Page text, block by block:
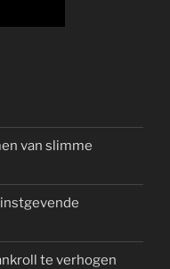
van slimme
te verhogen